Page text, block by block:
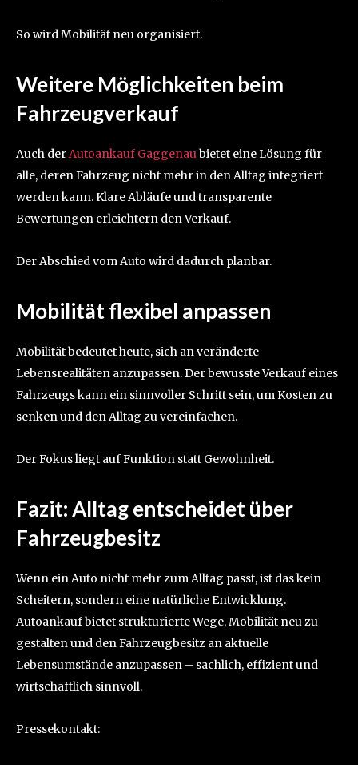
So wird Mobilität neu organisiert.
Weitere Möglichkeiten beim
Fahrzeugverkauf
Auch derAutoankauf Gaggenaubietet eine Lösung für
alle, deren Fahrzeug nicht mehr in den Alltag integriert
werden kann. Klare Abläufe und transparente
Bewertungen erleichtern den Verkauf.
Der Abschied vom Auto wird dadurch planbar.
Mobilität flexibel anpassen
Mobilität bedeutet heute, sich an veränderte
Lebensrealitäten anzupassen. Der bewusste Verkauf eines
Fahrzeugs kann ein sinnvoller Schritt sein, um Kosten zu
senken und den Alltag zu vereinfachen.
Der Fokus liegt auf Funktion statt Gewohnheit.
Fazit: Alltag entscheidet über
Fahrzeugbesitz
Wenn ein Auto nicht mehr zum Alltag passt, ist das kein
Scheitern, sondern eine natürliche Entwicklung.
Autoankauf bietet strukturierte Wege, Mobilität neu zu
gestalten und den Fahrzeugbesitz an aktuelle
Lebensumstände anzupassen – sachlich, effizient und
wirtschaftlich sinnvoll.
Pressekontakt: